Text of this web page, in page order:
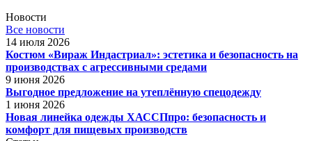
Новости
Все новости
14 июля 2026
Костюм «Вираж Индастриал»: эстетика и безопасность на
производствах с агрессивными средами
9 июня 2026
Выгодное предложение на утеплённую спецодежду
1 июня 2026
Новая линейка одежды ХАССПпро: безопасность и
комфорт для пищевых производств